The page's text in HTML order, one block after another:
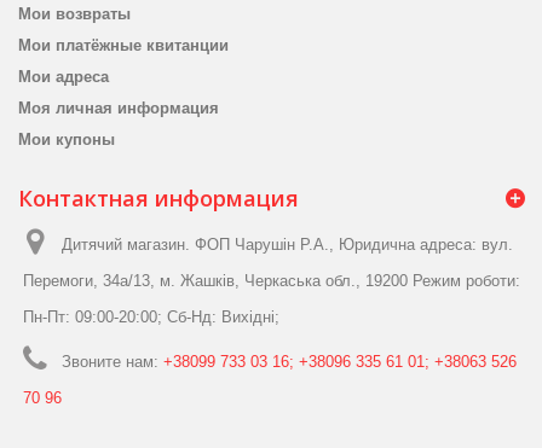
Мои возвраты
Мои платёжные квитанции
Мои адреса
Моя личная информация
Мои купоны
Контактная информация
Дитячий магазин. ФОП Чарушін Р.А., Юридична адреса: вул.
Перемоги, 34а/13, м. Жашків, Черкаська обл., 19200 Режим роботи:
Пн-Пт: 09:00-20:00; Сб-Нд: Вихідні;
Звоните нам: +38099 733 03 16; +38096 335 61 01; +38063 526
70 96